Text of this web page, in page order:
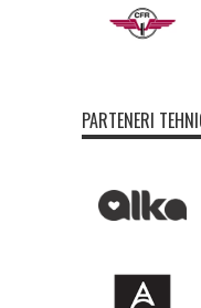
PARTENERI